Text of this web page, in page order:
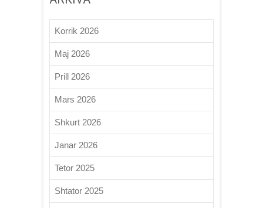
Korrik 2026
Maj 2026
Prill 2026
Mars 2026
Shkurt 2026
Janar 2026
Tetor 2025
Shtator 2025